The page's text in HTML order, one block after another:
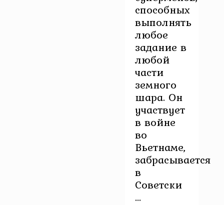
способных
выполнять
любое
задание в
любой
части
земного
шара. Он
участвует
в войне
во
Вьетнаме,
забрасывается
в
Советски
...